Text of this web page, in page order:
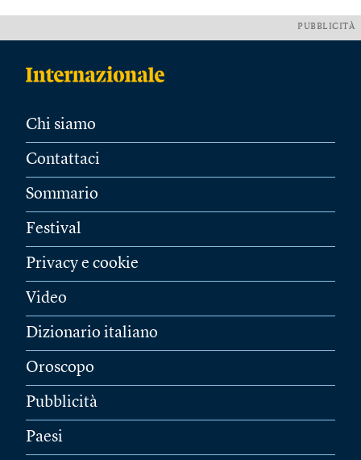
PUBBLICITÀ
Chi siamo
Contattaci
Sommario
Festival
Privacy e cookie
Video
Dizionario italiano
Oroscopo
Pubblicità
Paesi